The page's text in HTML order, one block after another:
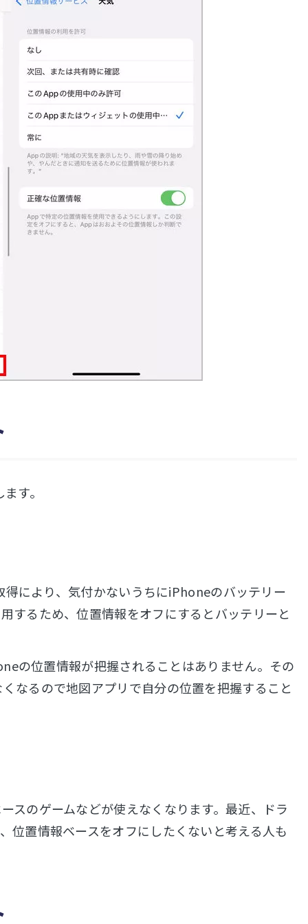
す。
により、気付かないうちにiPhoneのバッテリー
するため、位置情報をオフにするとバッテリーと
の位置情報が把握されることはありません。その
なるので地図アプリで自分の位置を把握すること
スのゲームなどが使えなくなります。最近、ドラ
位置情報ベースをオフにしたくないと考える人も